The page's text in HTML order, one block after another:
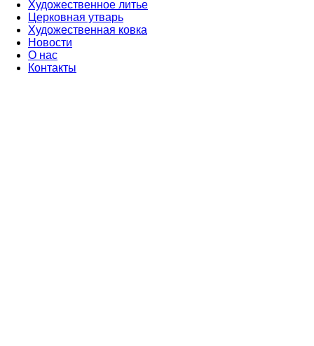
Художественное литье
Церковная утварь
Художественная ковка
Новости
О нас
Контакты